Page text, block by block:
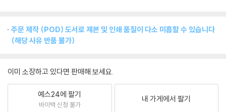
주문 제작 (POD) 도서로 제본 및 인쇄 품질이 다소 미흡할 수 있습니다
(해당 사유 반품 불가)
이미 소장하고 있다면 판매해 보세요.
예스24에 팔기
바이백 신청 불가
내 가게에서 팔기